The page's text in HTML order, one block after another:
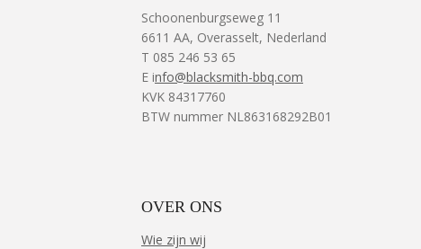
Schoonenburgseweg 11
6611 AA, Overasselt, Nederland
T 085 246 53 65
E info@blacksmith-bbq.com
KVK 84317760
BTW nummer NL863168292B01
OVER ONS
Wie zijn wij